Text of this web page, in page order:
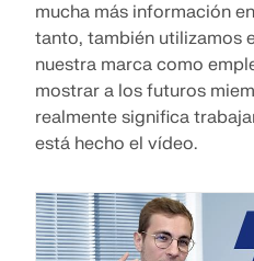
mucha más información
tanto, también utilizamos
nuestra marca como
mostrar a los futuros
realmente significa
está hecho el vídeo.